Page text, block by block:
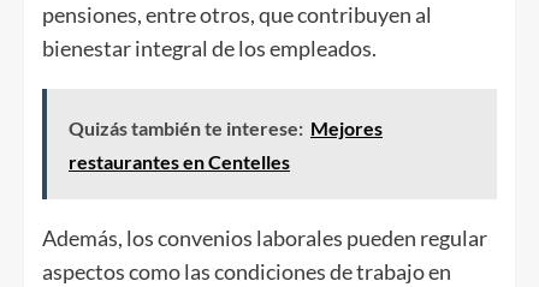
pensiones, entre otros, que contribuyen al
bienestar integral de los empleados.
Quizás también te interese: Mejores
restaurantes en Centelles
Además, los convenios laborales pueden regular
aspectos como las condiciones de trabajo en